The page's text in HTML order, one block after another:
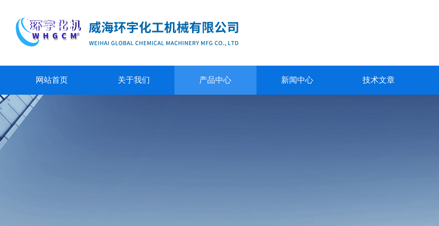
网站首页 关于我们 产品中心 新闻中心 技术文章